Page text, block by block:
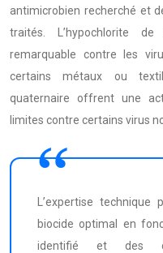
antimicrobien recherché et
traités. L’hypochlorite
remarquable contre les
certains métaux ou
quaternaire offrent une
limites contre certains virus
L’expertise
biocide optimal en
identifié et des